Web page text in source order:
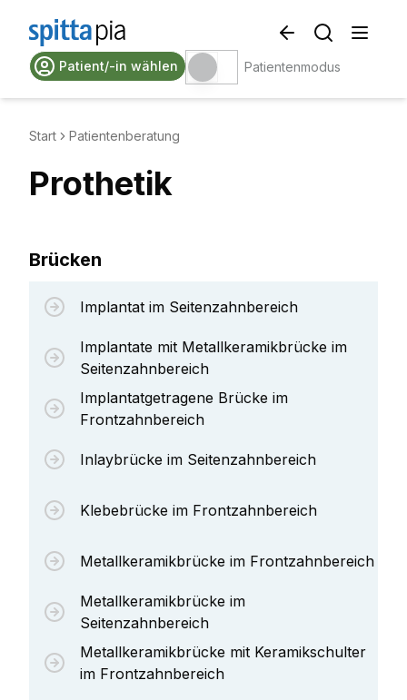
Patient/-in wählen Patientenmodus
Start Patientenberatung
Prothetik
Brücken
Implantat im Seitenzahnbereich
Implantate mit Metallkeramikbrücke im
Seitenzahnbereich
Implantatgetragene Brücke im
Frontzahnbereich
Inlaybrücke im Seitenzahnbereich
Klebebrücke im Frontzahnbereich
Metallkeramikbrücke im Frontzahnbereich
Metallkeramikbrücke im
Seitenzahnbereich
Metallkeramikbrücke mit Keramikschulter
im Frontzahnbereich